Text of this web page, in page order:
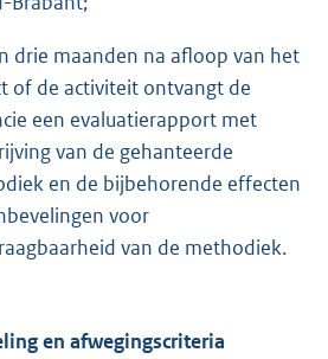
drie maanden na afloop van het
of de activiteit ontvangt de
een evaluatierapport met
van de gehanteerde
en de bijbehorende effecten
voor
van de methodiek.
en afwegingscriteria